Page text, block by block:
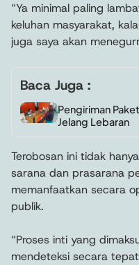
“Ya minimal paling
keluhan masyarakat,
juga saya akan
Baca Juga :
Pengiriman
Jelang Lebaran
Terobosan ini tidak
sarana dan prasarana
memanfaatkan secara
publik.
“Proses inti yang
mendeteksi secara